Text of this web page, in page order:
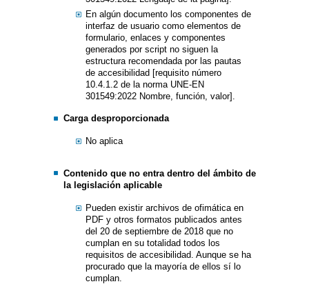
En algún documento los componentes de
interfaz de usuario como elementos de
formulario, enlaces y componentes
generados por script no siguen la
estructura recomendada por las pautas
de accesibilidad [requisito número
10.4.1.2 de la norma UNE-EN
301549:2022 Nombre, función, valor].
Carga desproporcionada
No aplica
Contenido que no entra dentro del ámbito de
la legislación aplicable
Pueden existir archivos de ofimática en
PDF y otros formatos publicados antes
del 20 de septiembre de 2018 que no
cumplan en su totalidad todos los
requisitos de accesibilidad. Aunque se ha
procurado que la mayoría de ellos sí lo
cumplan.